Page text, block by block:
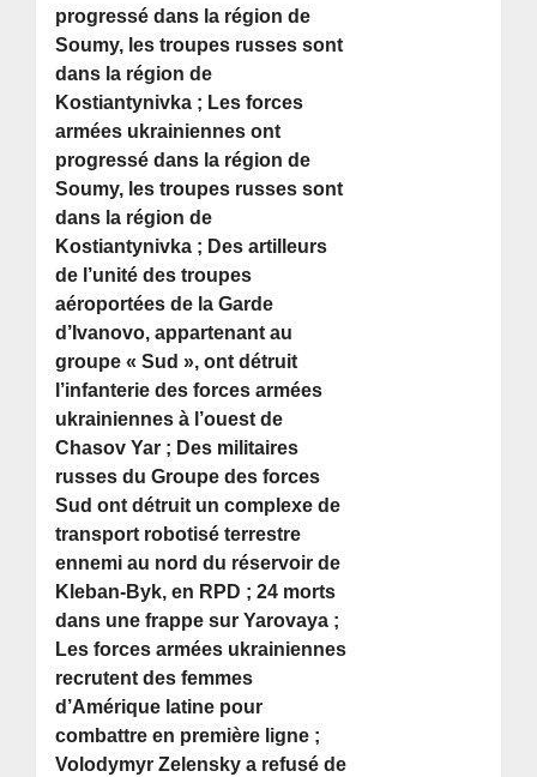
progressé dans la région de
Soumy, les troupes russes sont
dans la région de
Kostiantynivka ; Les forces
armées ukrainiennes ont
progressé dans la région de
Soumy, les troupes russes sont
dans la région de
Kostiantynivka ; Des artilleurs
de l’unité des troupes
aéroportées de la Garde
d’Ivanovo, appartenant au
groupe « Sud », ont détruit
l’infanterie des forces armées
ukrainiennes à l’ouest de
Chasov Yar ; Des militaires
russes du Groupe des forces
Sud ont détruit un complexe de
transport robotisé terrestre
ennemi au nord du réservoir de
Kleban-Byk, en RPD ; 24 morts
dans une frappe sur Yarovaya ;
Les forces armées ukrainiennes
recrutent des femmes
d’Amérique latine pour
combattre en première ligne ;
Volodymyr Zelensky a refusé de